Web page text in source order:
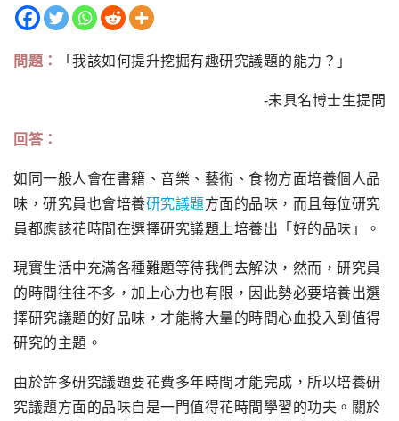
問題：
「我該如何提升挖掘有趣研究議題的能力？」
-未具名博士生提問
回答：
如同一般人會在書籍、音樂、藝術、食物方面培養個人品
味，研究員也會培養研究議題方面的品味，而且每位研究
員都應該花時間在選擇研究議題上培養出「好的品味」。
現實生活中充滿各種難題等待我們去解決，然而，研究員
的時間往往不多，加上心力也有限，因此勢必要培養出選
擇研究議題的好品味，才能將大量的時間心血投入到值得
研究的主題。
由於許多研究議題要花費多年時間才能完成，所以培養研
究議題方面的品味自是一門值得花時間學習的功夫。關於